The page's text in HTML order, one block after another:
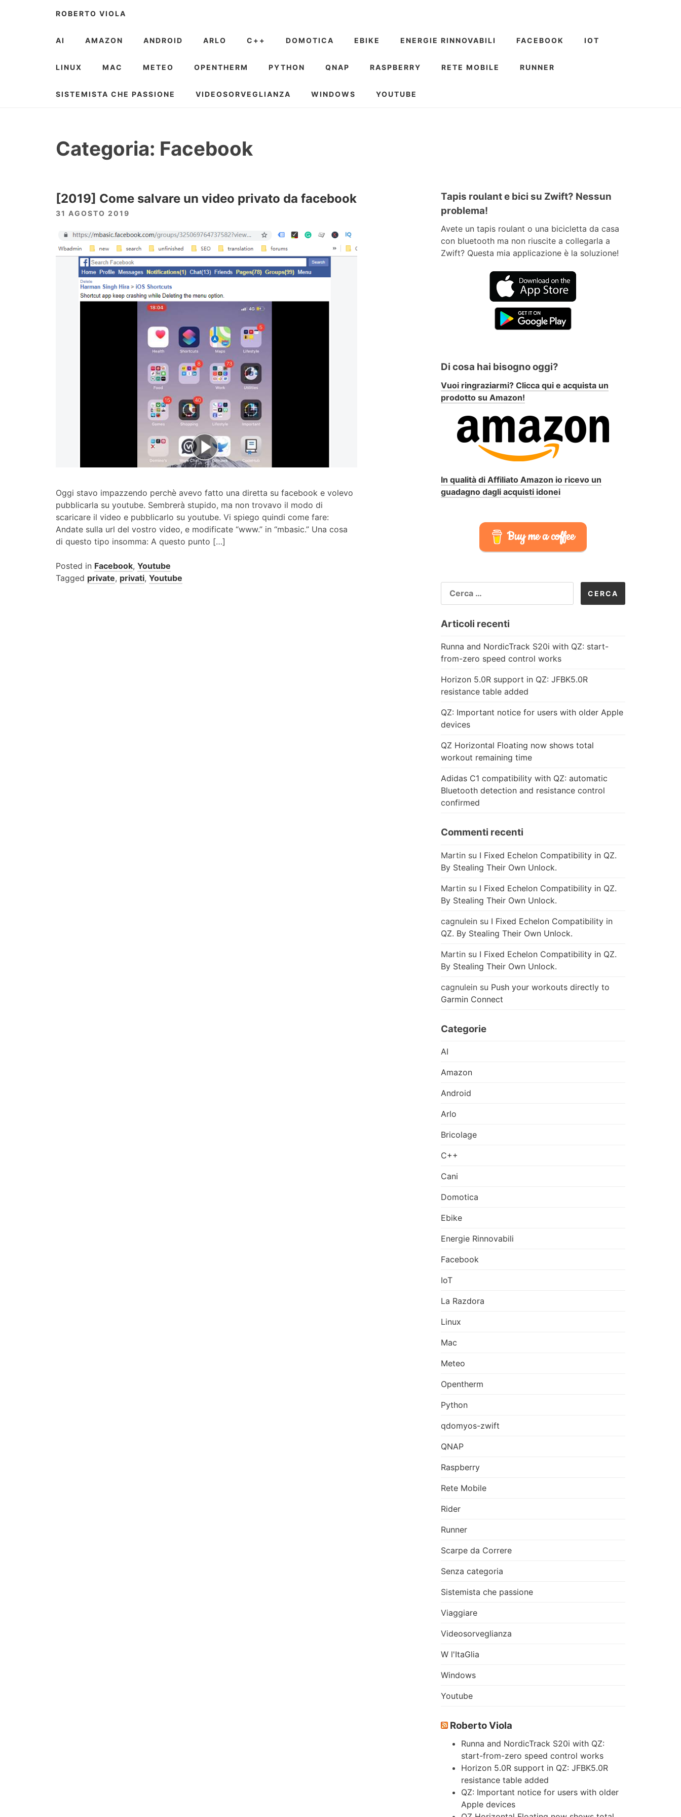
ROBERTO VIOLA
AI AMAZON ANDROID ARLO C++ DOMOTICA EBIKE ENERGIE RINNOVABILI FACEBOOK IOT
LINUX MAC METEO OPENTHERM PYTHON QNAP RASPBERRY RETE MOBILE RUNNER
SISTEMISTA CHE PASSIONE VIDEOSORVEGLIANZA WINDOWS YOUTUBE
Categoria: Facebook
[2019] Come salvare un video privato da facebook
31 AGOSTO 2019
Oggi stavo impazzendo perchè avevo fatto una diretta su facebook e volevo
pubblicarla su youtube. Sembrerà stupido, ma non trovavo il modo di
scaricare il video e pubblicarlo su youtube. Vi spiego quindi come fare:
Andate sulla url del vostro video, e modificate “www.” in “mbasic.” Una cosa
di questo tipo insomma: A questo punto […]
Posted in Facebook, Youtube
Tagged private, privati, Youtube
Tapis roulant e bici su Zwift? Nessun
problema!
Avete un tapis roulant o una bicicletta da casa
con bluetooth ma non riuscite a collegarla a
Zwift? Questa mia applicazione è la soluzione!
Di cosa hai bisogno oggi?
Vuoi ringraziarmi? Clicca qui e acquista un
prodotto su Amazon!
In qualità di Affiliato Amazon io ricevo un
guadagno dagli acquisti idonei
Buy me a coffee
PER:
Articoli recenti
Runna and NordicTrack S20i with QZ: start-
from-zero speed control works
Horizon 5.0R support in QZ: JFBK5.0R
resistance table added
QZ: Important notice for users with older Apple
devices
QZ Horizontal Floating now shows total
workout remaining time
Adidas C1 compatibility with QZ: automatic
Bluetooth detection and resistance control
confirmed
Commenti recenti
Martin su I Fixed Echelon Compatibility in QZ.
By Stealing Their Own Unlock.
Martin su I Fixed Echelon Compatibility in QZ.
By Stealing Their Own Unlock.
cagnulein su I Fixed Echelon Compatibility in
QZ. By Stealing Their Own Unlock.
Martin su I Fixed Echelon Compatibility in QZ.
By Stealing Their Own Unlock.
cagnulein su Push your workouts directly to
Garmin Connect
Categorie
AI
Amazon
Android
Arlo
Bricolage
C++
Cani
Domotica
Ebike
Energie Rinnovabili
Facebook
IoT
La Razdora
Linux
Mac
Meteo
Opentherm
Python
qdomyos-zwift
QNAP
Raspberry
Rete Mobile
Rider
Runner
Scarpe da Correre
Senza categoria
Sistemista che passione
Viaggiare
Videosorveglianza
W l'ItaGlia
Windows
Youtube
Roberto Viola
Runna and NordicTrack S20i with QZ:
start-from-zero speed control works
Horizon 5.0R support in QZ: JFBK5.0R
resistance table added
QZ: Important notice for users with older
Apple devices